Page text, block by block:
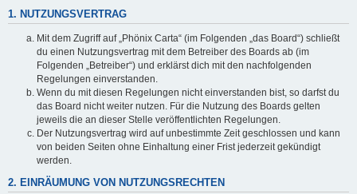
1. NUTZUNGSVERTRAG
Mit dem Zugriff auf „Phönix Carta“ (im Folgenden „das Board“) schließt
du einen Nutzungsvertrag mit dem Betreiber des Boards ab (im
Folgenden „Betreiber“) und erklärst dich mit den nachfolgenden
Regelungen einverstanden.
Wenn du mit diesen Regelungen nicht einverstanden bist, so darfst du
das Board nicht weiter nutzen. Für die Nutzung des Boards gelten
jeweils die an dieser Stelle veröffentlichten Regelungen.
Der Nutzungsvertrag wird auf unbestimmte Zeit geschlossen und kann
von beiden Seiten ohne Einhaltung einer Frist jederzeit gekündigt
werden.
2. EINRÄUMUNG VON NUTZUNGSRECHTEN